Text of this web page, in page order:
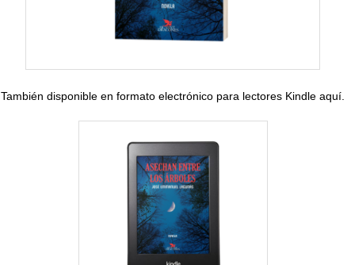
También disponible en formato electrónico para lectores Kindle aquí.